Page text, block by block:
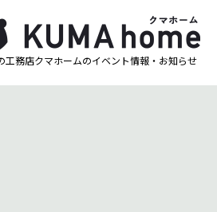
工務店クマホームのイベント情報・お知らせ